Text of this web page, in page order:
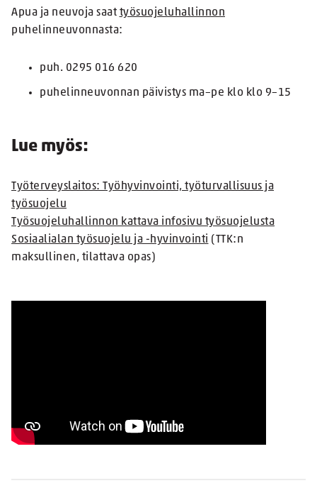
Apua ja neuvoja saat työsuojeluhallinnon
puhelinneuvonnasta:
puh. 0295 016 620
puhelinneuvonnan päivistys ma–pe klo klo 9–15
Lue myös:
Työterveyslaitos: Työhyvinvointi, työturvallisuus ja
työsuojelu
Työsuojeluhallinnon kattava infosivu työsuojelusta
Sosiaalialan työsuojelu ja -hyvinvointi (TTK:n
maksullinen, tilattava opas)